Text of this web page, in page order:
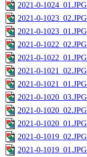
2021-0-1024_01.JPG
2021-0-1023_02.JPG
2021-0-1023_01.JPG
2021-0-1022_02.JPG
2021-0-1022_01.JPG
2021-0-1021_02.JPG
2021-0-1021_01.JPG
2021-0-1020_03.JPG
2021-0-1020_02.JPG
2021-0-1020_01.JPG
2021-0-1019_02.JPG
2021-0-1019_01.JPG